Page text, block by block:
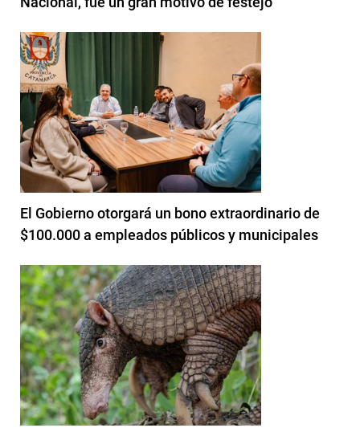
El Gobierno otorgará un bono extraordinario de
$100.000 a empleados públicos y municipales